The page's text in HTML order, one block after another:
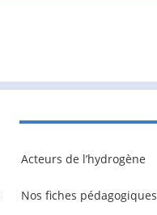
Acteurs de l’hydrogène
Nos fiches pédagogiques